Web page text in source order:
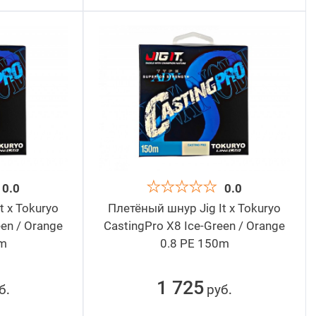
0.0
x Tokuryo
/ Orange
.
0.0
Плетёный шнур Jig It x Tokuryo
CastingPro X8 Ice-Green / Orange
0.8 PE 150m
1 725 руб.